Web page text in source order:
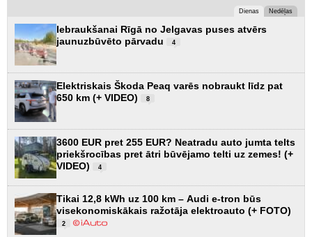
Dienas Nedēļas
Iebraukšanai Rīgā no Jelgavas puses atvērs
jaunuzbūvēto pārvadu
4
Elektriskais Škoda Peaq varēs nobraukt līdz pat
650 km (+ VIDEO)
8
3600 EUR pret 255 EUR? Neatradu auto jumta telts
priekšrocības pret ātri būvējamo telti uz zemes! (+
VIDEO)
4
Tikai 12,8 kWh uz 100 km – Audi e-tron būs
visekonomiskākais ražotāja elektroauto (+ FOTO)
2